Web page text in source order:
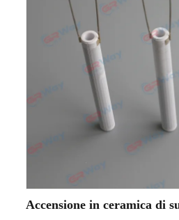
Accensione in ceramica di